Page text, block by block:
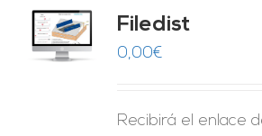
Filedist
0,00€
Recibirá el enlace